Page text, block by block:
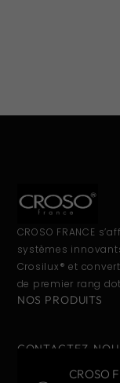
CROSO FRANCE
systèmes
Crosilux® et
de premier rang
NOS PRODUITS
CONTACTEZ-
CROSO